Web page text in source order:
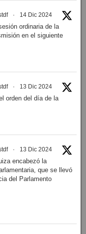
· 14 Dic 2024
ordinaria de la
en el siguiente
· 13 Dic 2024
orden del día de la
· 13 Dic 2024
encabezó la
que se llevó
del Parlamento